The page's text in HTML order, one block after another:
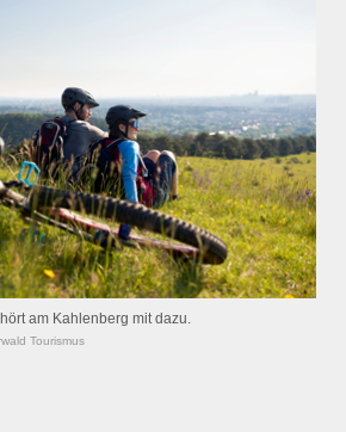
am Kahlenberg mit dazu.
Tourismus